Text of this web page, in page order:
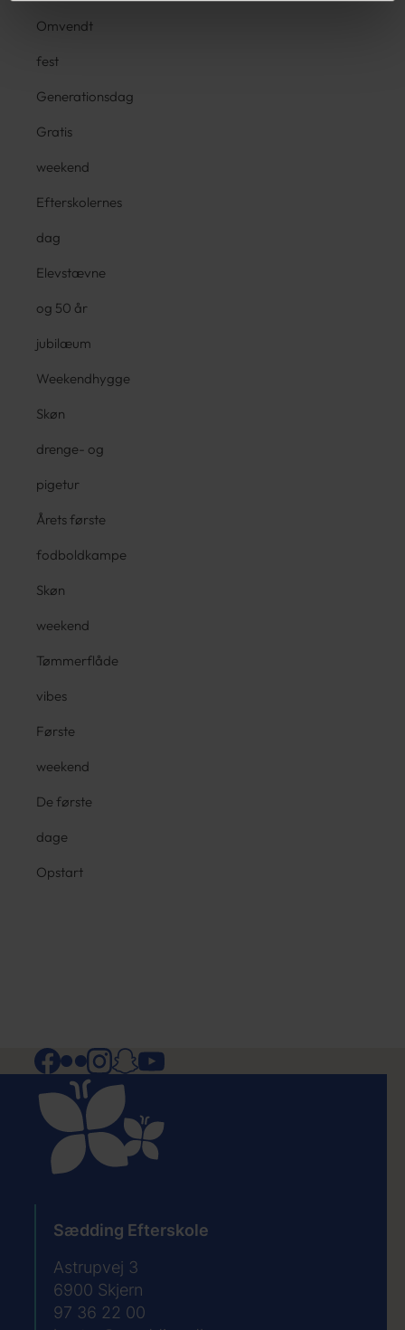
Omvendt
fest
Generationsdag
Gratis
weekend
Efterskolernes
dag
Elevstævne
og 50 år
jubilæum
Weekendhygge
Skøn
drenge- og
pigetur
Årets første
fodboldkampe
Skøn
weekend
Tømmerflåde
vibes
Første
weekend
De første
dage
Opstart
Facebook
FlickrInstagram
Snapchat
Sædding Efterskole
Astrupvej 3
6900 Skjern
97 36 22 00